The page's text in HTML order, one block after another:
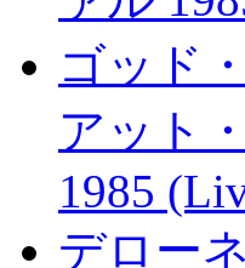
ゴッド
アット
1985
デロー